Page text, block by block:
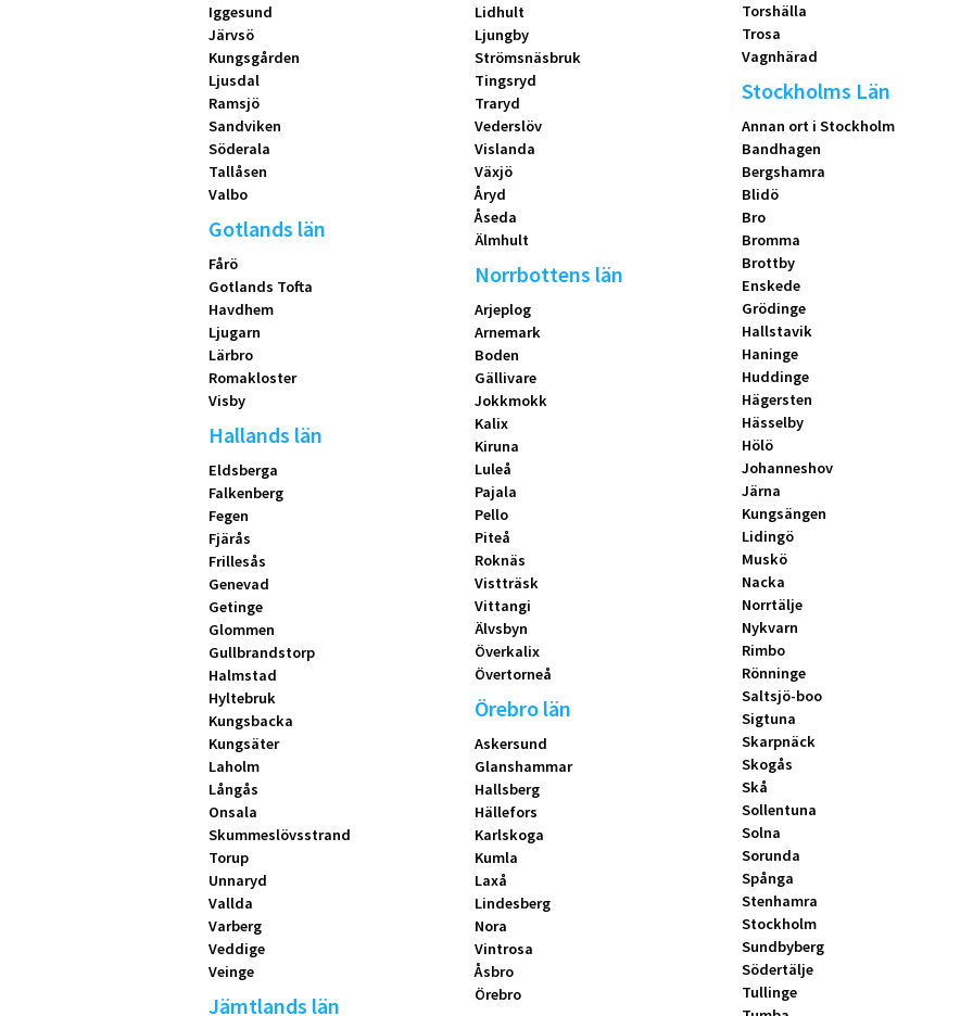
Iggesund
Järvsö
Kungsgården
Ljusdal
Ramsjö
Sandviken
Söderala
Tallåsen
Valbo
Gotlands län
Fårö
Gotlands Tofta
Havdhem
Ljugarn
Lärbro
Romakloster
Visby
Hallands län
Eldsberga
Falkenberg
Fegen
Fjärås
Frillesås
Genevad
Getinge
Glommen
Gullbrandstorp
Halmstad
Hyltebruk
Kungsbacka
Kungsäter
Laholm
Långås
Onsala
Skummeslövsstrand
Torup
Unnaryd
Vallda
Varberg
Veddige
Veinge
Jämtlands län
Lidhult
Ljungby
Strömsnäsbruk
Tingsryd
Traryd
Vederslöv
Vislanda
Växjö
Åryd
Åseda
Älmhult
Norrbottens län
Arjeplog
Arnemark
Boden
Gällivare
Jokkmokk
Kalix
Kiruna
Luleå
Pajala
Pello
Piteå
Roknäs
Vistträsk
Vittangi
Älvsbyn
Överkalix
Övertorneå
Örebro län
Askersund
Glanshammar
Hallsberg
Hällefors
Karlskoga
Kumla
Laxå
Lindesberg
Nora
Vintrosa
Åsbro
Örebro
Torshälla
Trosa
Vagnhärad
Stockholms Län
Annan ort i Stockholm
Bandhagen
Bergshamra
Blidö
Bro
Bromma
Brottby
Enskede
Grödinge
Hallstavik
Haninge
Huddinge
Hägersten
Hässelby
Hölö
Johanneshov
Järna
Kungsängen
Lidingö
Muskö
Nacka
Norrtälje
Nykvarn
Rimbo
Rönninge
Saltsjö-boo
Sigtuna
Skarpnäck
Skogås
Skå
Sollentuna
Solna
Sorunda
Spånga
Stenhamra
Stockholm
Sundbyberg
Södertälje
Tullinge